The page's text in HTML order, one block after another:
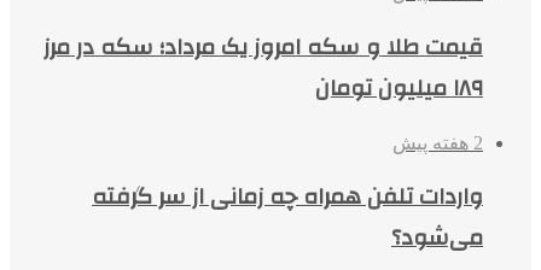
قیمت طلا و سکه امروز یک مرداد؛ سکه در مرز
۱۸۹ میلیون تومان
2 هفته پیش
واردات تلفن همراه چه زمانی از سر گرفته
می‌شود؟